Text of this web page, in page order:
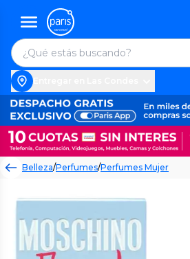
Belleza/Perfumes/Perfumes Mujer